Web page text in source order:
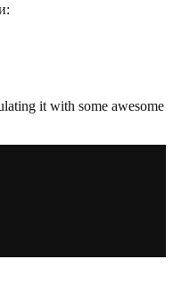
it with some awesome